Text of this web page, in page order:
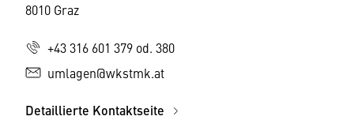
8010 Graz
+43 316 601 379 od. 380
umlagen@wkstmk.at
Detaillierte Kontaktseite